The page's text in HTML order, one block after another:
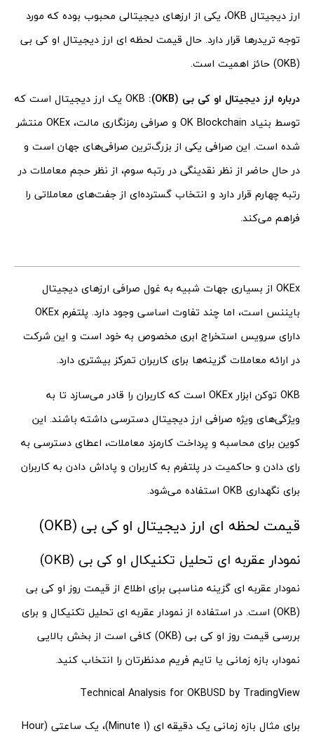
ارز دیجیتال OKB، یکی از ارزهای دیجیتالی محبوب بوده که مورد
توجه تریدرها قرار دارد. حال قیمت لحظه ‌ای ارز دیجیتال او کی بی
(OKB) حائز اهمیت است.
درباره ارز دیجیتال او کی بی (OKB):
OKB یک ارز دیجیتال است که
توسط بنیاد OK Blockchain و صرافی رمزنگاری مالت، OKEx منتشر
شده است. این صرافی یکی از بزرگ‌ترین صرافی‌های جهان است و
در حال حاضر از نظر نقدینگی در رتبه سوم، از نظر حجم معاملات در
رتبه چهارم قرار دارد و انتخاب گسترده‌ای از جفت‌های معاملاتی را
فراهم می‌کند.
OKEx از بسیاری جهات شبیه به غول صرافی ارزهای دیجیتال
بایننس است، اما چند تفاوت اساسی وجود دارد. پلتفرم OKEx
دارای سرویس استخراج ابری مخصوص به خود است و این شرکت
در ارائه معاملات گزینه‌ها برای کاربران تمرکز بیشتری دارد.
OKB توکن ابزار OKEx است که کاربران را قادر می‌سازد تا به
ویژگی‌های ویژه صرافی ارز دیجیتال دسترسی داشته باشند. این
کوین برای محاسبه و پرداخت کارمزد معاملات، اعطای دسترسی به
رای دادن و حاکمیت در پلتفرم به کاربران و پاداش دادن به کاربران
برای نگهداری OKB استفاده می‌شود.
قیمت لحظه ‌ای ارز دیجیتال او کی بی (OKB)
نمودار عقربه ای تحلیل تکنیکال او کی بی (OKB)
نمودار عقربه ای گزینه مناسبی برای اطلاع از قیمت روز او کی بی
(OKB) است. در استفاده از نمودار عقربه ای تحلیل تکنیکال و برای
بررسی قیمت روز او کی بی (OKB) کافی است از بخش بالایی
نمودار، بازه زمانی یا تایم فریم مدنظرتان را انتخاب کنید.
Technical Analysis for OKBUSD by TradingView
برای مثال بازه زمانی یک دقیقه ای (Minute 1)، یک ساعتی (Hour